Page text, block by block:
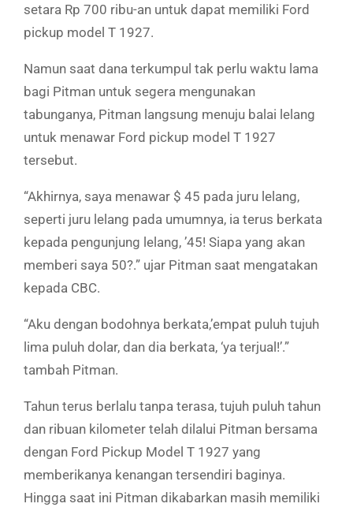
setara Rp 700 ribu-an untuk dapat memiliki Ford
pickup model T 1927.
Namun saat dana terkumpul tak perlu waktu lama
bagi Pitman untuk segera mengunakan
tabunganya, Pitman langsung menuju balai lelang
untuk menawar Ford pickup model T 1927
tersebut.
“Akhirnya, saya menawar $ 45 pada juru lelang,
seperti juru lelang pada umumnya, ia terus berkata
kepada pengunjung lelang, ’45! Siapa yang akan
memberi saya 50?.” ujar Pitman saat mengatakan
kepada CBC.
“Aku dengan bodohnya berkata,’empat puluh tujuh
lima puluh dolar, dan dia berkata, ‘ya terjual!’.”
tambah Pitman.
Tahun terus berlalu tanpa terasa, tujuh puluh tahun
dan ribuan kilometer telah dilalui Pitman bersama
dengan Ford Pickup Model T 1927 yang
memberikanya kenangan tersendiri baginya.
Hingga saat ini Pitman dikabarkan masih memiliki